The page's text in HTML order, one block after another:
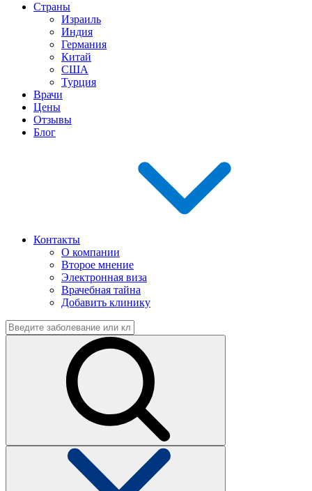
Страны
Израиль
Индия
Германия
Китай
США
Турция
Врачи
Цены
Отзывы
Блог
Контакты
О компании
Второе мнение
Электронная виза
Врачебная тайна
Добавить клинику